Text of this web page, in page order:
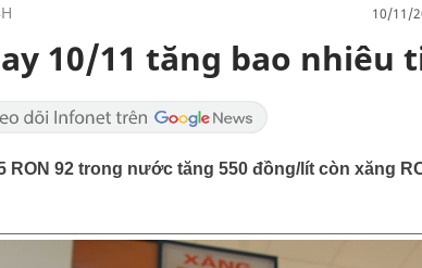
10/11/
10/11 tăng bao nhiêu
RON 92 trong nước tăng 550 đồng/lít còn xăng